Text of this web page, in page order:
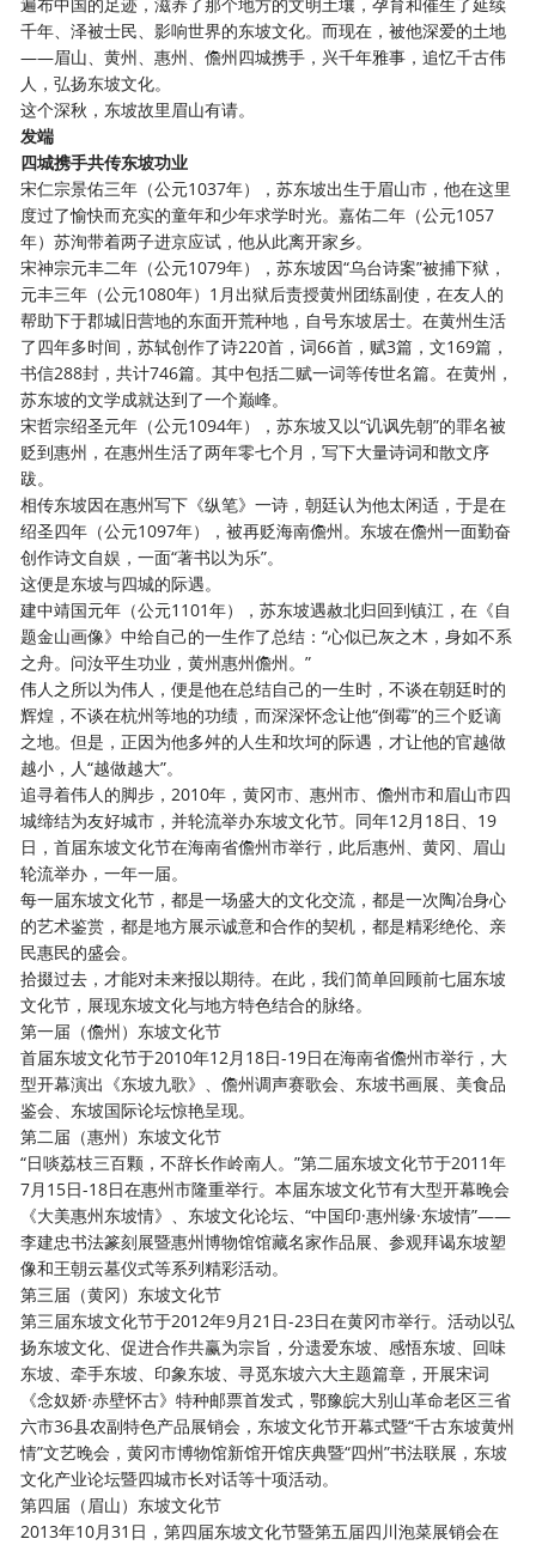
遍布中国的足迹，滋养了那个地方的文明土壤，孕育和催生了延续
千年、泽被士民、影响世界的东坡文化。而现在，被他深爱的土地
——眉山、黄州、惠州、儋州四城携手，兴千年雅事，追忆千古伟
人，弘扬东坡文化。
这个深秋，东坡故里眉山有请。
发端
四城携手共传东坡功业
宋仁宗景佑三年（公元1037年），苏东坡出生于眉山市，他在这里
度过了愉快而充实的童年和少年求学时光。嘉佑二年（公元1057
年）苏洵带着两子进京应试，他从此离开家乡。
宋神宗元丰二年（公元1079年），苏东坡因“乌台诗案”被捕下狱，
元丰三年（公元1080年）1月出狱后责授黄州团练副使，在友人的
帮助下于郡城旧营地的东面开荒种地，自号东坡居士。在黄州生活
了四年多时间，苏轼创作了诗220首，词66首，赋3篇，文169篇，
书信288封，共计746篇。其中包括二赋一词等传世名篇。在黄州，
苏东坡的文学成就达到了一个巅峰。
宋哲宗绍圣元年（公元1094年），苏东坡又以“讥讽先朝”的罪名被
贬到惠州，在惠州生活了两年零七个月，写下大量诗词和散文序
跋。
相传东坡因在惠州写下《纵笔》一诗，朝廷认为他太闲适，于是在
绍圣四年（公元1097年），被再贬海南儋州。东坡在儋州一面勤奋
创作诗文自娱，一面“著书以为乐”。
这便是东坡与四城的际遇。
建中靖国元年（公元1101年），苏东坡遇赦北归回到镇江，在《自
题金山画像》中给自己的一生作了总结：“心似已灰之木，身如不系
之舟。问汝平生功业，黄州惠州儋州。”
伟人之所以为伟人，便是他在总结自己的一生时，不谈在朝廷时的
辉煌，不谈在杭州等地的功绩，而深深怀念让他“倒霉”的三个贬谪
之地。但是，正因为他多舛的人生和坎坷的际遇，才让他的官越做
越小，人“越做越大”。
追寻着伟人的脚步，2010年，黄冈市、惠州市、儋州市和眉山市四
城缔结为友好城市，并轮流举办东坡文化节。同年12月18日、19
日，首届东坡文化节在海南省儋州市举行，此后惠州、黄冈、眉山
轮流举办，一年一届。
每一届东坡文化节，都是一场盛大的文化交流，都是一次陶冶身心
的艺术鉴赏，都是地方展示诚意和合作的契机，都是精彩绝伦、亲
民惠民的盛会。
拾掇过去，才能对未来报以期待。在此，我们简单回顾前七届东坡
文化节，展现东坡文化与地方特色结合的脉络。
第一届（儋州）东坡文化节
首届东坡文化节于2010年12月18日-19日在海南省儋州市举行，大
型开幕演出《东坡九歌》、儋州调声赛歌会、东坡书画展、美食品
鉴会、东坡国际论坛惊艳呈现。
第二届（惠州）东坡文化节
“日啖荔枝三百颗，不辞长作岭南人。”第二届东坡文化节于2011年
7月15日-18日在惠州市隆重举行。本届东坡文化节有大型开幕晚会
《大美惠州东坡情》、东坡文化论坛、“中国印·惠州缘·东坡情”——
李建忠书法篆刻展暨惠州博物馆馆藏名家作品展、参观拜谒东坡塑
像和王朝云墓仪式等系列精彩活动。
第三届（黄冈）东坡文化节
第三届东坡文化节于2012年9月21日-23日在黄冈市举行。活动以弘
扬东坡文化、促进合作共赢为宗旨，分遗爱东坡、感悟东坡、回味
东坡、牵手东坡、印象东坡、寻觅东坡六大主题篇章，开展宋词
《念奴娇·赤壁怀古》特种邮票首发式，鄂豫皖大别山革命老区三省
六市36县农副特色产品展销会，东坡文化节开幕式暨“千古东坡黄州
情”文艺晚会，黄冈市博物馆新馆开馆庆典暨“四州”书法联展，东坡
文化产业论坛暨四城市长对话等十项活动。
第四届（眉山）东坡文化节
2013年10月31日，第四届东坡文化节暨第五届四川泡菜展销会在